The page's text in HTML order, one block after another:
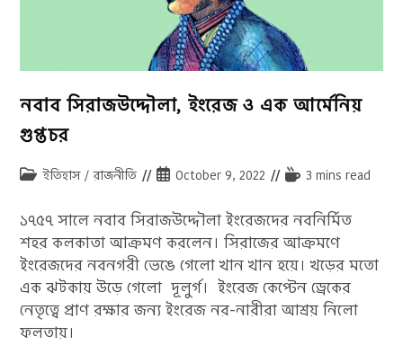
নবাব সিরাজউদ্দৌলা, ইংরেজ ও এক আর্মেনিয়
গুপ্তচর
Postইতিহাস / রাজনীতি
PostOctober 9, 2022
Reading3 mins read
১৭৫৭ সালে নবাব সিরাজউদ্দৌলা ইংরেজদের নবনির্মিত
শহর কলকাতা আক্রমণ করলেন। সিরাজের আক্রমণে
ইংরেজদের নবনগরী ভেঙে গেলো খান খান হয়ে। খড়ের মতো
এক ঝটকায় উড়ে গেলো দূলুর্গ। ইংরেজ কেপ্টেন ড্রেকের
নেতৃত্বে প্রাণ রক্ষার জন্য ইংরেজ নর-নারীরা আশ্রয় নিলো
ফলতায়।